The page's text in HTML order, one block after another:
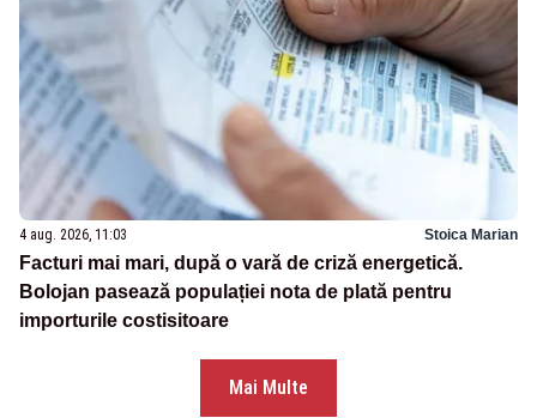
4 aug. 2026, 11:03 Stoica Marian
Facturi mai mari, după o vară de criză energetică.
Bolojan pasează populației nota de plată pentru
importurile costisitoare
Mai Multe